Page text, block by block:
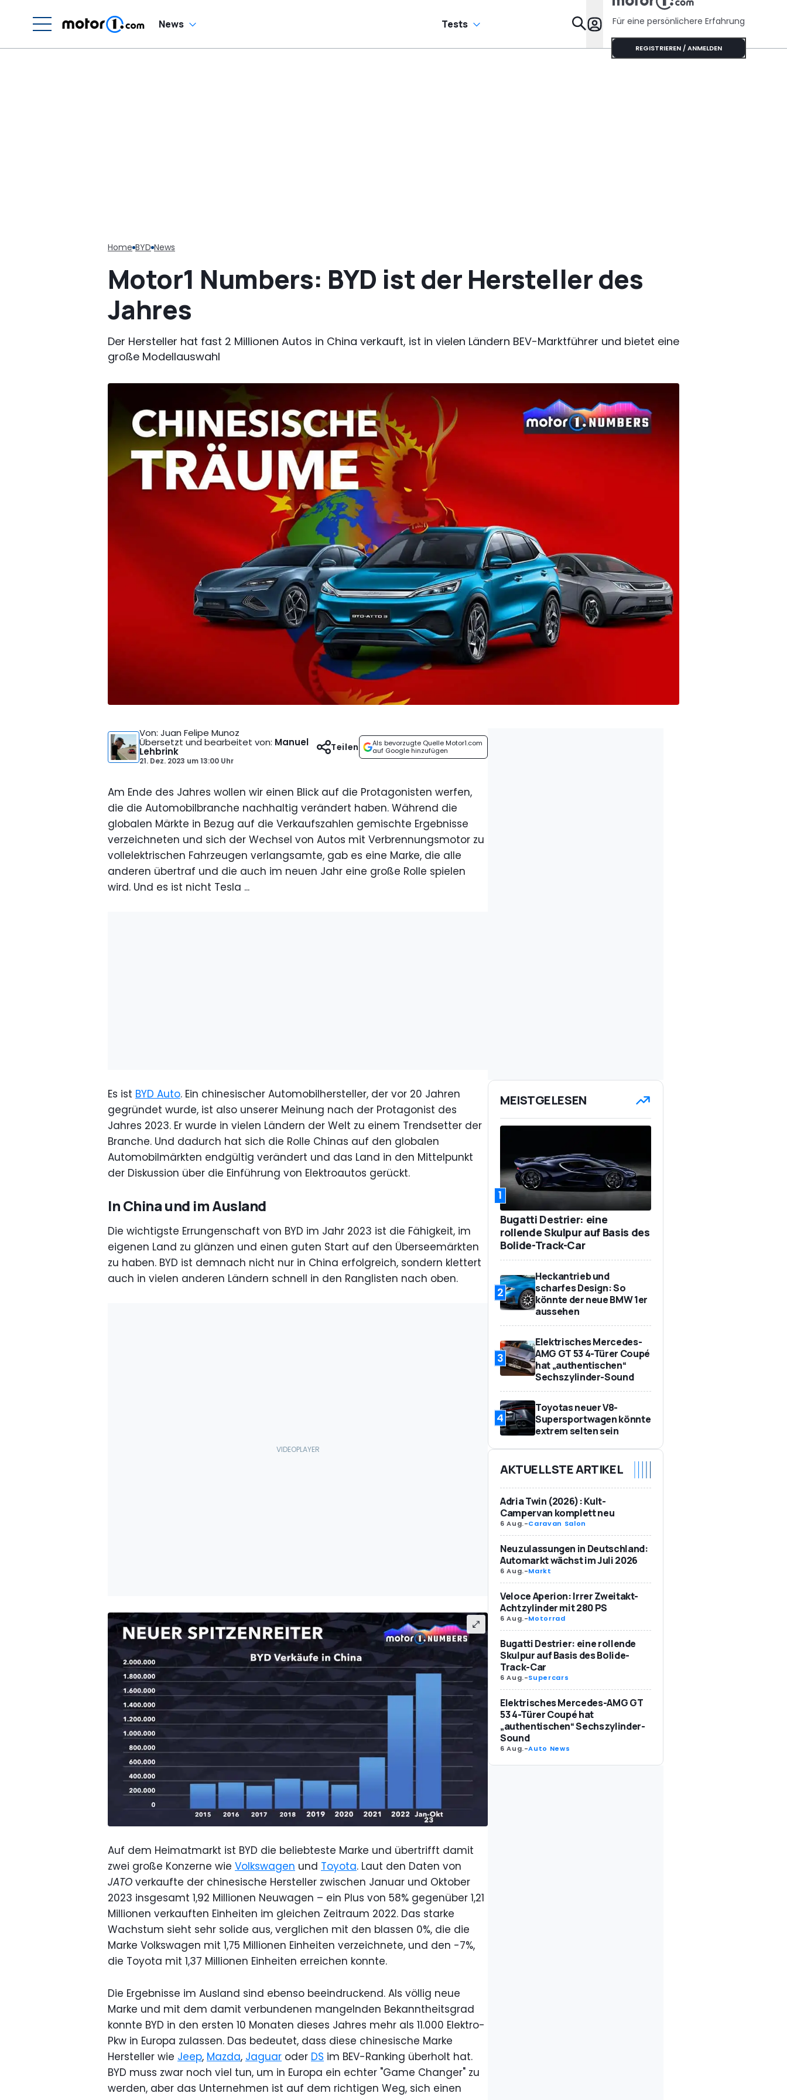
News Tests Specials
Für eine persönlichere Erfahrung
REGISTRIEREN / ANMELDEN
Home BYD News
Motor1 Numbers: BYD ist der Hersteller des
Jahres
Der Hersteller hat fast 2 Millionen Autos in China verkauft, ist in vielen Ländern BEV-Marktführer und bietet eine
große Modellauswahl
Von: Juan Felipe Munoz
Übersetzt und bearbeitet von: Manuel
Lehbrink
21. Dez. 2023 um13:00 Uhr
Als bevorzugte Quelle Motor1.com
auf Google hinzufügen
Teilen
Am Ende des Jahres wollen wir einen Blick auf die Protagonisten werfen,
die die Automobilbranche nachhaltig verändert haben. Während die
globalen Märkte in Bezug auf die Verkaufszahlen gemischte Ergebnisse
verzeichneten und sich der Wechsel von Autos mit Verbrennungsmotor zu
vollelektrischen Fahrzeugen verlangsamte, gab es eine Marke, die alle
anderen übertraf und die auch im neuen Jahr eine große Rolle spielen
wird. Und es ist nicht Tesla ...
Es ist BYD Auto. Ein chinesischer Automobilhersteller, der vor 20 Jahren
gegründet wurde, ist also unserer Meinung nach der Protagonist des
Jahres 2023. Er wurde in vielen Ländern der Welt zu einem Trendsetter der
Branche. Und dadurch hat sich die Rolle Chinas auf den globalen
Automobilmärkten endgültig verändert und das Land in den Mittelpunkt
der Diskussion über die Einführung von Elektroautos gerückt.
In China und im Ausland
Die wichtigste Errungenschaft von BYD im Jahr 2023 ist die Fähigkeit, im
eigenen Land zu glänzen und einen guten Start auf den Überseemärkten
zu haben. BYD ist demnach nicht nur in China erfolgreich, sondern klettert
auch in vielen anderen Ländern schnell in den Ranglisten nach oben.
Auf dem Heimatmarkt ist BYD die beliebteste Marke und übertrifft damit
zwei große Konzerne wie Volkswagen und Toyota. Laut den Daten von
JATO verkaufte der chinesische Hersteller zwischen Januar und Oktober
2023 insgesamt 1,92 Millionen Neuwagen – ein Plus von 58% gegenüber 1,21
Millionen verkauften Einheiten im gleichen Zeitraum 2022. Das starke
Wachstum sieht sehr solide aus, verglichen mit den blassen 0%, die die
Marke Volkswagen mit 1,75 Millionen Einheiten verzeichnete, und den -7%,
die Toyota mit 1,37 Millionen Einheiten erreichen konnte.
Die Ergebnisse im Ausland sind ebenso beeindruckend. Als völlig neue
Marke und mit dem damit verbundenen mangelnden Bekanntheitsgrad
konnte BYD in den ersten 10 Monaten dieses Jahres mehr als 11.000 Elektro-
Pkw in Europa zulassen. Das bedeutet, dass diese chinesische Marke
Hersteller wie Jeep, Mazda, Jaguar oder DS im BEV-Ranking überholt hat.
BYD muss zwar noch viel tun, um in Europa ein echter "Game Changer" zu
werden, aber das Unternehmen ist auf dem richtigen Weg, sich einen
MEISTGELESEN
1
Bugatti Destrier: eine
rollende Skulpur auf Basis des
Bolide-Track-Car
2
Heckantrieb und
scharfes Design: So
könnte der neue BMW 1er
aussehen
3
Elektrisches Mercedes-
AMG GT 53 4-Türer Coupé
hat „authentischen“
Sechszylinder-Sound
4
Toyotas neuer V8-
Supersportwagen könnte
extrem selten sein
AKTUELLSTE ARTIKEL
Adria Twin (2026): Kult-
Campervan komplett neu
6 Aug.-Caravan Salon
Neuzulassungen in Deutschland:
Automarkt wächst im Juli 2026
6 Aug.-Markt
Veloce Aperion: Irrer Zweitakt-
Achtzylinder mit 280 PS
6 Aug.-Motorrad
Bugatti Destrier: eine rollende
Skulpur auf Basis des Bolide-
Track-Car
6 Aug.-Supercars
Elektrisches Mercedes-AMG GT
53 4-Türer Coupé hat
„authentischen“ Sechszylinder-
Sound
6 Aug.-Auto News